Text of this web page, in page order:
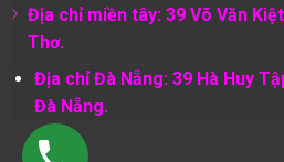
Địa chỉ miền tây: 39 Võ Văn
Thơ.
Địa chỉ Đà Nẵng: 39 Hà Huy
Đà Nẵng.